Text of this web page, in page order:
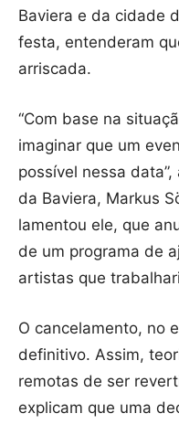
Baviera e da cidade
festa, entenderam
arriscada.
“Com base na
imaginar que um
possível nessa
da Baviera, Markus
lamentou ele, que
de um programa de
artistas que
O cancelamento, no
definitivo. Assim,
remotas de ser
explicam que uma